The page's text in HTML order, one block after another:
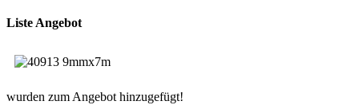
Liste Angebot
wurden zum Angebot hinzugefügt!